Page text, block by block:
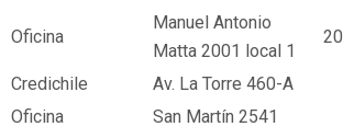
Oficina
Manuel Antonio
Matta 2001 local 1
Credichile
Av. La Torre 460-A
Oficina San Martín 2541